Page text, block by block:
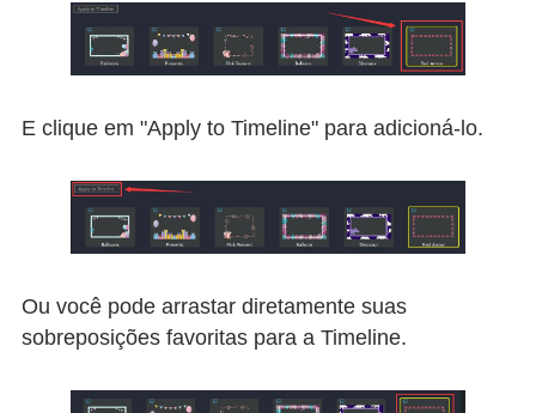
E clique em "Apply to Timeline" para adicioná-lo.
Ou você pode arrastar diretamente suas
sobreposições favoritas para a Timeline.